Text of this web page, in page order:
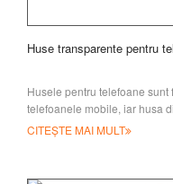
Huse transparente pentru
Husele pentru telefoane
telefoanele mobile, iar husa
populare, având puține
CITEȘTE MAI MULT